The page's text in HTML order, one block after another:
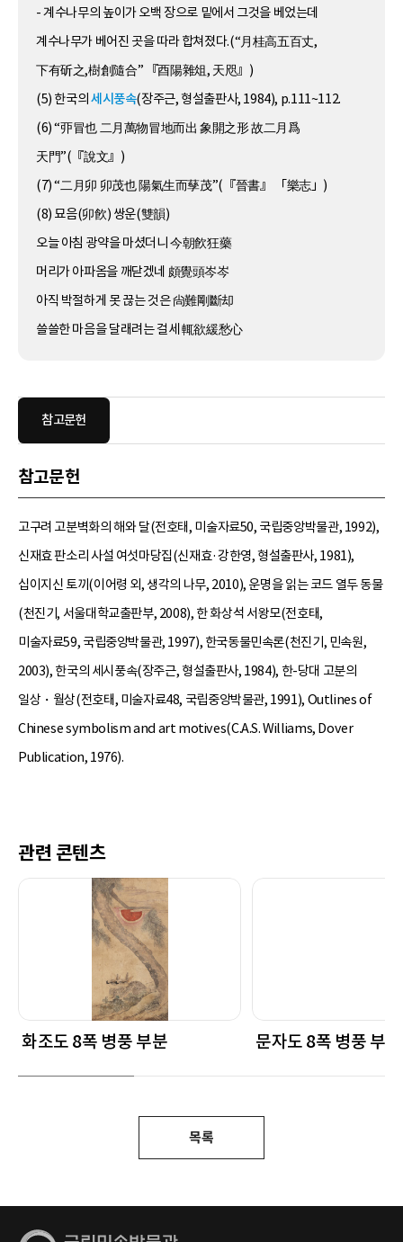
- 계수나무의 높이가 오백 장으로 밑에서 그것을 베었는데
계수나무가 베어진 곳을 따라 합쳐졌다.(“月桂高五百丈,
下有斫之,樹創隨合” 『酉陽雜俎, 天咫』)
(5) 한국의 세시풍속(장주근, 형설출판사, 1984), p.111~112.
(6) “丣冒也 二月萬物冒地而出 象開之形 故二月爲
天門”(『說文』)
(7) “二月卯 卯茂也 陽氣生而孶茂”(『晉書』 「樂志」)
(8) 묘음(卯飮) 쌍운(雙韻)
오늘 아침 광약을 마셨더니 今朝飮狂藥
머리가 아파옴을 깨닫겠네 頗覺頭岑岑
아직 박절하게 못 끊는 것은 尙難剛斷却
쓸쓸한 마음을 달래려는 걸세 輒欲緩愁心
참고문헌
참고문헌
고구려 고분벽화의 해와 달(전호태, 미술자료50, 국립중앙박물관, 1992),
신재효 판소리 사설 여섯마당집(신재효·강한영, 형설출판사, 1981),
십이지신 토끼(이어령 외, 생각의 나무, 2010), 운명을 읽는 코드 열두 동물
(천진기, 서울대학교출판부, 2008), 한 화상석 서왕모(전호태,
미술자료59, 국립중앙박물관, 1997), 한국동물민속론(천진기, 민속원,
2003), 한국의 세시풍속(장주근, 형설출판사, 1984), 한-당대 고분의
일상・월상(전호태, 미술자료48, 국립중앙박물관, 1991), Outlines of
Chinese symbolism and art motives(C.A.S. Williams, Dover
Publication, 1976).
관련 콘텐츠
화조도 8폭 병풍 부분 문자도 8폭 병풍 부분
목록